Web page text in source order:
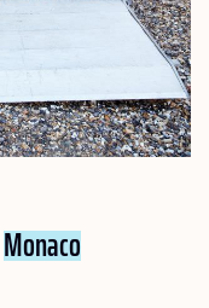
Monaco